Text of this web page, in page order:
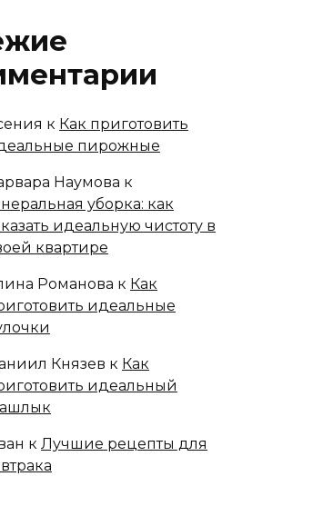
к Как приготовить
пирожные
Наумова к
уборка: как
идеальную чистоту в
квартире
Романова к Как
идеальные
Князев к Как
идеальный
к Лучшие рецепты для